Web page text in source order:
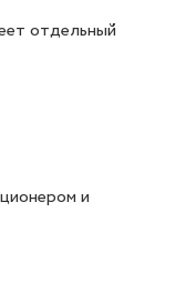
отдельный
и